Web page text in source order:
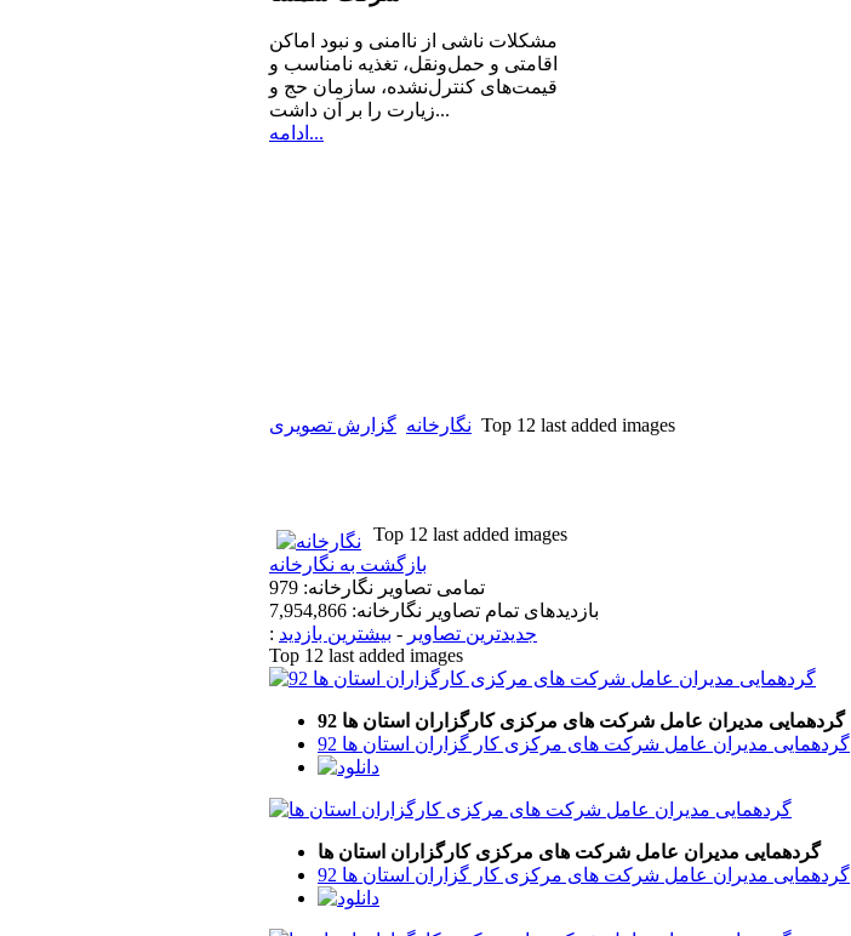
مشكلات ناشی از ناامنی و نبود اماكن
اقامتی و حمل‌ونقل، تغذیه‌ نامناسب و
قیمت‌های كنترل‌نشده، سازمان حج و
زیارت را بر آن داشت...
ادامه...
نگارخانه گزارش تصویری Top 12 last added images
Top 12 last added images
بازگشت به نگارخانه
تمامی تصاویر نگارخانه: 979
بازدیدهای تمام تصاویر نگارخانه: 7,954,866
:
جدیدترین تصاویر - بیشترین بازدید
Top 12 last added images
گردهمایی مدیران عامل شرکت های مرکزی کارگزاران استان ها 92
گردهمایی مدیران عامل شرکت های مرکزی کار گزاران استان ها 92
گردهمایی مدیران عامل شرکت های مرکزی کارگزاران استان ها
گردهمایی مدیران عامل شرکت های مرکزی کار گزاران استان ها 92